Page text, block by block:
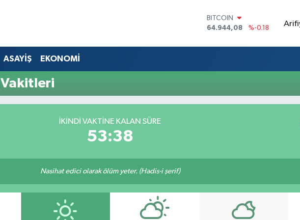
BITCOIN
64.944,08
%-0.18
47,7436
%0.18
GRAM ALTIN
ASAYİŞ EKONOMİ
İKINDI VAKTINE KALAN SÜRE
53:38
Nasihat edici olarak ölüm yeter. (Hadis-i şerif)